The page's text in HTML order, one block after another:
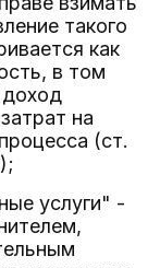
такого
как
в том
доход
на
(ст.
услуги" -